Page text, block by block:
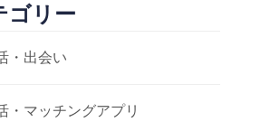
ゴリー
・出会い
・マッチングアプリ